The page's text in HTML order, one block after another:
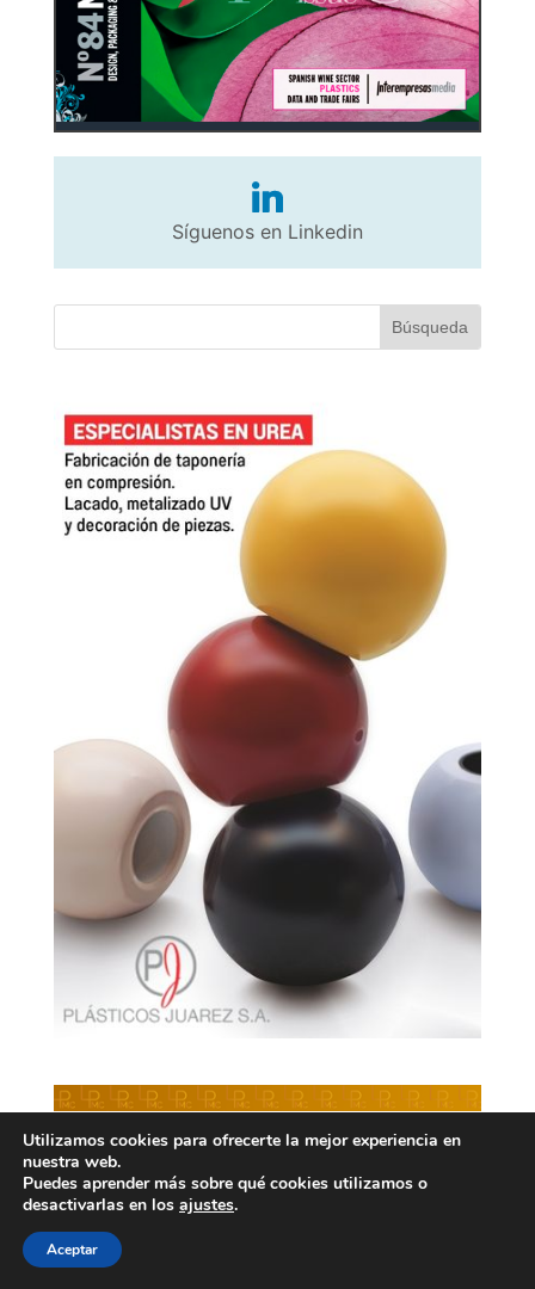
Síguenos en Linkedin
Utilizamos cookies para ofrecerte la mejor experiencia en
nuestra web.
Puedes aprender más sobre qué cookies utilizamos o
desactivarlas en los ajustes.
Aceptar